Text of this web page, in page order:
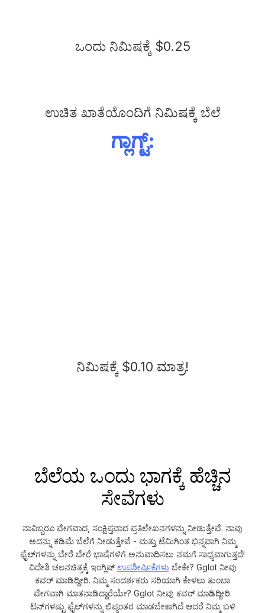
ಒಂದು ನಿಮಿಷಕ್ಕೆ $0.25
ಉಚಿತ ಖಾತೆಯೊಂದಿಗೆ ನಿಮಿಷಕ್ಕೆ ಬೆಲೆ
ಗ್ಲಾಗ್ಟ್:
ನಿಮಿಷಕ್ಕೆ $0.10 ಮಾತ್ರ!
ಬೆಲೆಯ ಒಂದು ಭಾಗಕ್ಕೆ ಹೆಚ್ಚಿನ
ಸೇವೆಗಳು
ನಾವಿಬ್ಬರೂ ವೇಗವಾದ, ಸಂಕ್ಷಿಪ್ತವಾದ ಪ್ರತಿಲೇಖನಗಳನ್ನು ನೀಡುತ್ತೇವೆ. ನಾವು
ಅದನ್ನು ಕಡಿಮೆ ಬೆಲೆಗೆ ನೀಡುತ್ತೇವೆ - ಮತ್ತು ಟೆಮಿಗಿಂತ ಭಿನ್ನವಾಗಿ ನಿಮ್ಮ
ಫೈಲ್‌ಗಳನ್ನು ಬೇರೆ ಬೇರೆ ಭಾಷೆಗಳಿಗೆ ಅನುವಾದಿಸಲು ನಮಗೆ ಸಾಧ್ಯವಾಗುತ್ತದೆ!
ವಿದೇಶಿ ಚಲನಚಿತ್ರಕ್ಕೆ ಇಂಗ್ಲಿಷ್ ಉಪಶೀರ್ಷಿಕೆಗಳು ಬೇಕೇ? Gglot ನೀವು
ಕವರ್ ಮಾಡಿದ್ದೀರಿ. ನಿಮ್ಮ ಸಂದರ್ಶಕರು ಸರಿಯಾಗಿ ಕೇಳಲು ತುಂಬಾ
ವೇಗವಾಗಿ ಮಾತನಾಡಿದ್ದಾರೆಯೇ? Gglot ನೀವು ಕವರ್ ಮಾಡಿದ್ದೀರಿ.
ಟನ್‌ಗಳಷ್ಟು ಫೈಲ್‌ಗಳನ್ನು ಲಿಪ್ಯಂತರ ಮಾಡಬೇಕಾಗಿದೆ ಆದರೆ ನಿಮ್ಮ ಬಳಿ